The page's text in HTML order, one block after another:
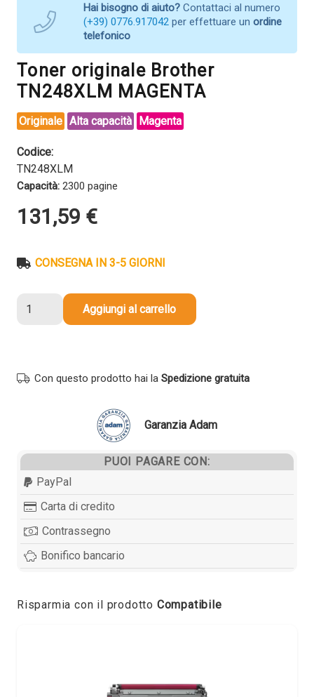
Hai bisogno di aiuto? Contattaci al numero
(+39) 0776.917042 per effettuare un ordine
telefonico
Toner originale Brother
TN248XLM MAGENTA
Originale Alta capacità Magenta
Codice:
TN248XLM
Capacità: 2300 pagine
131,59 €
CONSEGNA IN 3-5 GIORNI
quantità
Aggiungi al carrello
Con questo prodotto hai la Spedizione gratuita
Garanzia Adam
PUOI PAGARE CON:
PayPal
Carta di credito
Contrassegno
Bonifico bancario
Risparmia con il prodotto Compatibile